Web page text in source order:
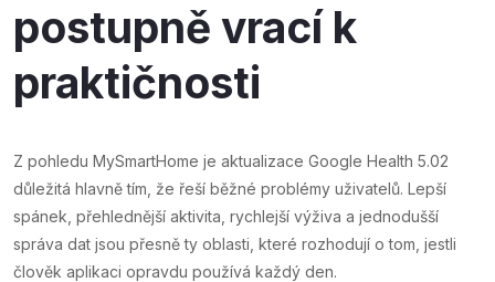
postupně vrací k
praktičnosti
Z pohledu MySmartHome je aktualizace Google Health 5.02
důležitá hlavně tím, že řeší běžné problémy uživatelů. Lepší
spánek, přehlednější aktivita, rychlejší výživa a jednodušší
správa dat jsou přesně ty oblasti, které rozhodují o tom, jestli
člověk aplikaci opravdu používá každý den.